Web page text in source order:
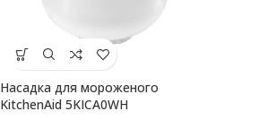
Насадка для мороженого
KitchenAid 5KICA0WH